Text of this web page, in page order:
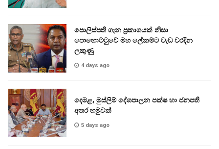
පොලිස්පති ගැන ප්‍රකාශයක් නිසා
පොහොට්ටුවේ මහ ලේකම්ට වැඩ වරදින
ලකුණු
4 days ago
දෙමළ, මුස්ලිම් දේශපාලන පක්ෂ හා ජනපති
අතර හමුවක්
5 days ago